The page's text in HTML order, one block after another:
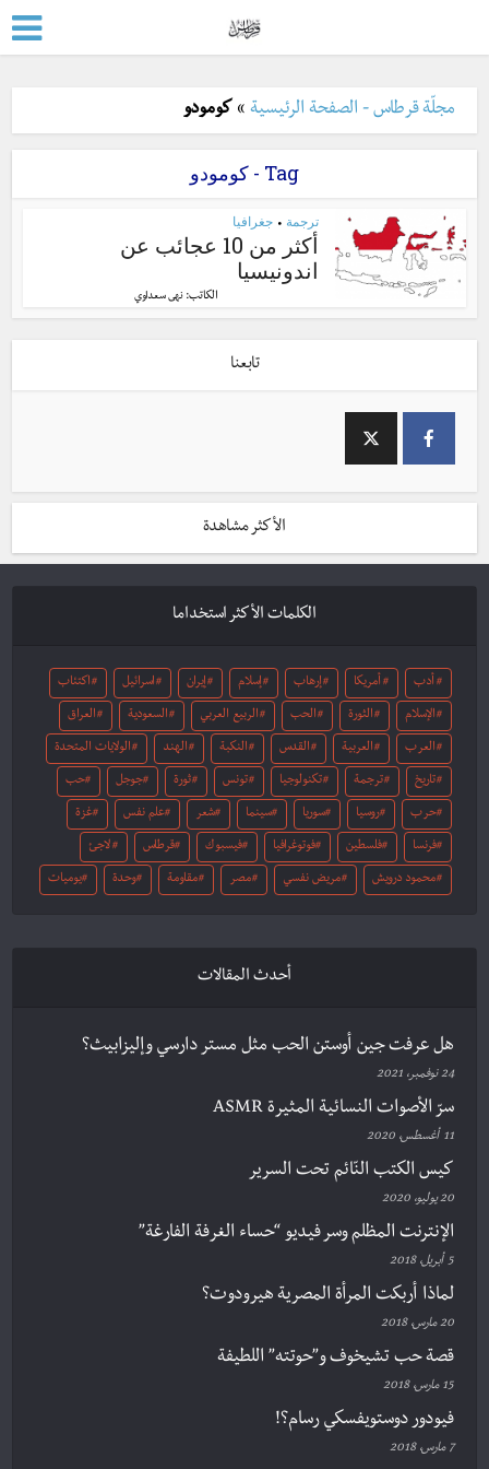
مجلّة قرطاس - الصفحة الرئيسية » كومودو
Tag - كومودو
ترجمة • جغرافيا
أكثر من 10 عجائب عن
اندونيسيا
الكاتب: نهى سعداوي
تابعنا
الأكثر مشاهدة
الكلمات الأكثر استخداما
أدب أمريكا إرهاب إسلام إيران اسرائيل اكتئاب
الإسلام الثورة الحب الربيع العربي السعودية العراق
العرب العربية القدس النكبة الهند الولايات المتحدة
تاريخ ترجمة تكنولوجيا تونس ثورة جوجل حب
حرب روسيا سوريا سينما شعر علم نفس غزة
فرنسا فلسطين فوتوغرافيا فيسبوك قرطاس لاجئ
محمود درويش مريض نفسي مصر مقاومة وحدة يوميات
أحدث المقالات
هل عرفت جين أوستن الحب مثل مستر دارسي وإليزابيث؟
24 نوفمبر، 2021
سرّ الأصوات النسائية المثيرة ASMR
11 أغسطس، 2020
كيس الكتب النّائم تحت السرير
20 يوليو، 2020
الإنترنت المظلم وسر فيديو “حساء الغرفة الفارغة”
5 أبريل، 2018
لماذا أربكت المرأة المصرية هيرودوت؟
20 مارس، 2018
قصة حب تشيخوف و”حوتته” اللطيفة
15 مارس، 2018
فيودور دوستويفسكي رسام؟!
7 مارس، 2018